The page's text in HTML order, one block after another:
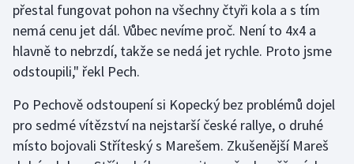
Rychlobruslení
Rychlostní kanoistika
Short track
Sportovní střelba
přestal fungovat pohon na všechny čtyři kola a s tím
nemá cenu jet dál. Vůbec nevíme proč. Není to 4x4 a
hlavně to nebrzdí, takže se nedá jet rychle. Proto jsme
odstoupili," řekl Pech.
Po Pechově odstoupení si Kopecký bez problémů dojel
pro sedmé vítězství na nejstarší české rallye, o druhé
místo bojovali Stříteský s Marešem. Zkušenější Mareš